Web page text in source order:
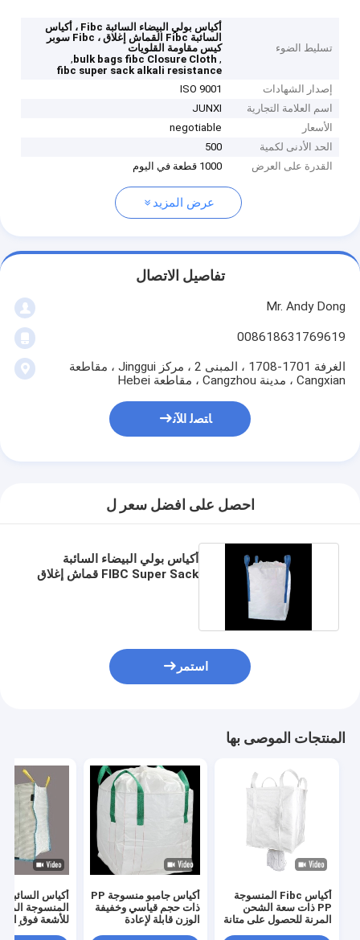
تسليط الضوء
أكياس بولي البيضاء السائبة Fibc ، أكياس
السائبة Fibc القماش إغلاق ، Fibc سوبر
كيس مقاومة القلويات
,
bulk bags fibc Closure Cloth
,
fibc super sack alkali resistance
إصدار الشهادات
ISO 9001
اسم العلامة التجارية
JUNXI
الأسعار
negotiable
الحد الأدنى لكمية
500
القدرة على العرض
1000 قطعة في اليوم
عرض المزيد
تفاصيل الاتصال
Mr. Andy Dong
008618631769619
الغرفة 1701-1708 ، المبنى 2 ، مركز Jinggui ، مقاطعة
Cangxian ، مدينة Cangzhou ، مقاطعة Hebei
ﺎﺘﺼﻟ ﺍﻶﻧ
احصل على افضل سعر ل
أكياس بولي البيضاء السائبة
FIBC Super Sack قماش إغلاق
استمر
المنتجات الموصى بها
أكياس Fibc المنسوجة
PP ذات سعة الشحن
المرنة للحصول على متانة
أكياس جامبو منسوجة PP
ذات حجم قياسي وخفيفة
الوزن قابلة لإعادة
المنسوجة
للأشعة فوق